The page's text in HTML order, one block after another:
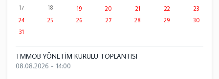
17
18 19 20 21 22
23
24
25 26 27 28 29
30
31
TMMOB YÖNETİM KURULU TOPLANTISI
08.08.2026 - 14:00